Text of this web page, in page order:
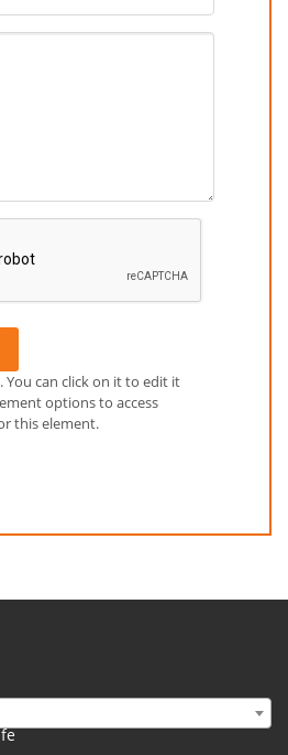
You can click on it to edit it
options to access
this element.